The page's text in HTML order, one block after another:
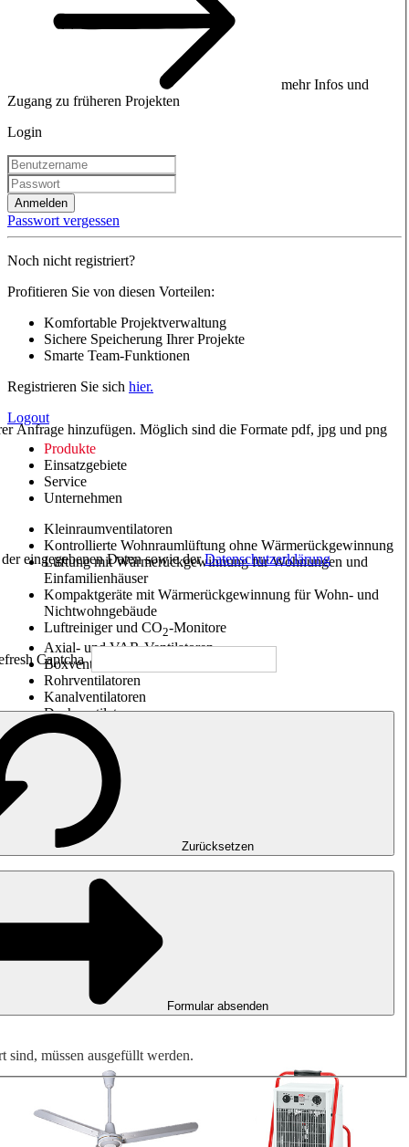
mehr Infos und
Zugang zu früheren Projekten
Login
Anmelden
Passwort vergessen
Noch nicht registriert?
Profitieren Sie von diesen Vorteilen:
Komfortable Projektverwaltung
Sichere Speicherung Ihrer Projekte
Smarte Team-Funktionen
Registrieren Sie sich hier.
Logout
Produkte
Einsatzgebiete
Service
Unternehmen
Kleinraumventilatoren
Kontrollierte Wohnraumlüftung ohne Wärmerückgewinnung
Lüftung mit Wärmerückgewinnung für Wohnungen und
Einfamilienhäuser
Kompaktgeräte mit Wärmerückgewinnung für Wohn- und
Nichtwohngebäude
Luftreiniger und CO2-Monitore
Axial- und VAR-Ventilatoren
Boxventilatoren
Rohrventilatoren
Kanalventilatoren
Dachventilatoren
Entrauchung, Rauchfreihaltung und Garagenlüftung
Impulsventilatoren
Explosionsgeschützte Ventilatoren
Messen. Steuern. Regeln.
Luftbehandlung
Mechanisches Zubehör
Anfrage hinzufügen. Möglich sind die Formate pdf, jpg und png
eingegebenen Daten sowie derDatenschutzerklärung
Zurücksetzen
Formular absenden
sind, müssen ausgefüllt werden.